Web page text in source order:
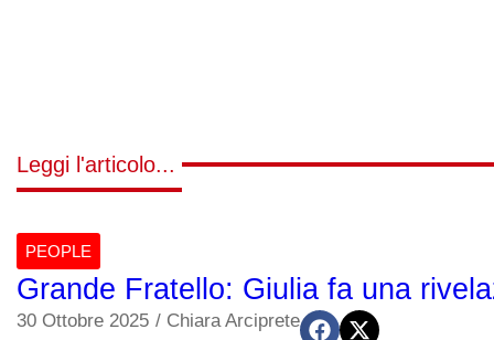
Leggi l'articolo...
PEOPLE
Grande Fratello: Giulia fa una
30 Ottobre 2025 / Chiara Arciprete